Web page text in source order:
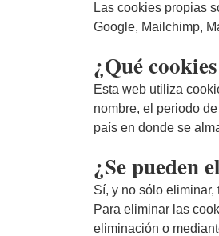
Las cookies propias
Google, Mailchimp,
¿Qué
Esta web utiliza
nombre, el periodo
país en donde se
¿Se pueden
Sí, y no sólo
Para eliminar las
eliminación o